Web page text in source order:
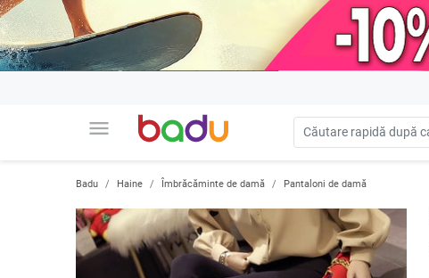
menu
Badu Haine Îmbrăcăminte de damă Pantaloni de damă